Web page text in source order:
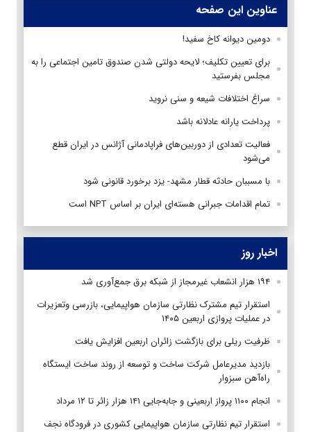
عناوین این صفحه
دومین دیوانه کاخ سفید!
برای تعیین تکلیف؛ لایحه دولتی شدن صندوق تامین اجتماعی را به
مجلس بفرستید
سراغ اختلافات شیعه و سنی نروید
پرداخت یارانه عادلانه باشد
فعالیت تعدادی از دوربین‌های فراپادمانی آژانس در ایران قطع
می‌شود
با مسببان حادثه قطار مشهد- یزد برخورد قانونی شود
تمام اقدامات جبرانی هسته‌ای ایران بر اساس NPT است
اخبار روز
۱۹۴ هزار انشعاب غیرمجاز از شبکه برق جمع‌آوری شد
استقرار تیم مشترک نظارتی سازمان هواپیمایی، بازرسی وتعزیرات
در عملیات پروازی اربعین ۱۴۰۵
ظرفیت ریلی برای بازگشت زائران اربعین افزایش یافت
بازدید مدیرعامل شرکت ساخت و توسعه از روند ساخت ایستگاه
راه‌آهن سبزوار
انجام ۱۱۰۰ پرواز اربعینی و جابه‌جایی ۱۴۱ هزار زائر تا ۱۲ مرداد
استقرار تیم‌ نظارتی سازمان هواپیمایی کشوری در فرودگاه نجف